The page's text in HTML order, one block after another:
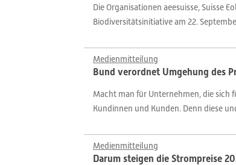
Die Organisationen aeesuisse, Suisse
Biodiversitätsinitiative am 22.
Medienmitteilung
Bund verordnet Umgehung des
Macht man für Unternehmen, die sich
Kundinnen und Kunden. Denn diese
Medienmitteilung
Darum steigen die Strompreise